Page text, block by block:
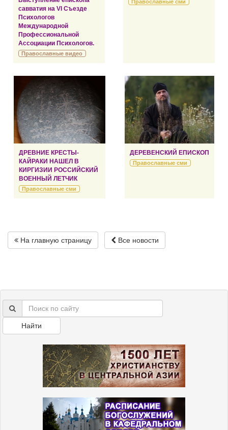
савватия на VI Съезде
Психологов
Международной
Профессиональной
Ассоциации Психологов.
Православные видео
Православные сми
ДРЕВНИЕ КРЕСТЫ-
КАЙРАКИ НАШЕЛ В
КИРГИЗИИ РОССИЙСКИЙ
ВОЕННЫЙ ЛЕТЧИК
Православные сми
ДЕРЕВЕНСКИЙ ЕПИСКОП
Православные сми
На главную страницу Все новости
Найти